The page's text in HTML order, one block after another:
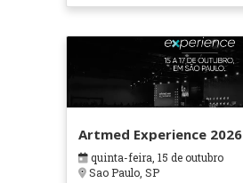
Artmed Experience 2026
quinta-feira, 15 de outubro
Sao Paulo, SP